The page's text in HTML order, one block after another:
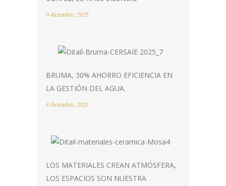
9 diciembre, 2025
BRUMA, 30% AHORRO EFICIENCIA EN
LA GESTIÓN DEL AGUA.
4 diciembre, 2025
LOS MATERIALES CREAN ATMÓSFERA,
LOS ESPACIOS SON NUESTRA